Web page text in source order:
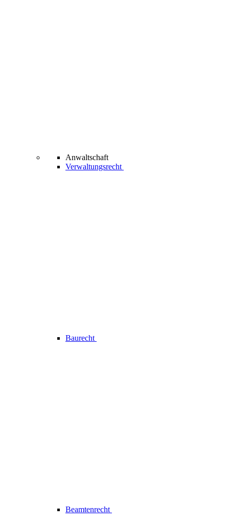
Anwaltschaft
Verwaltungsrecht
Baurecht
Beamtenrecht